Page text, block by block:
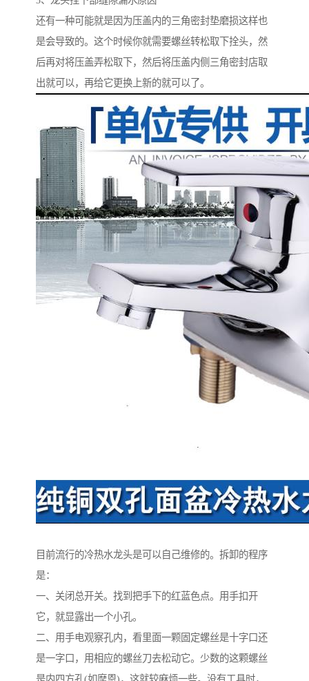
还有一种可能就是因为压盖内的三角密封垫磨损这样也
是会导致的。这个时候你就需要螺丝转松取下拴头，然
后再对将压盖弄松取下，然后将压盖内侧三角密封店取
出就可以，再给它更换上新的就可以了。
目前流行的冷热水龙头是可以自己维修的。拆卸的程序
是：
一、关闭总开关。找到把手下的红蓝色点。用手扣开
它，就显露出一个小孔。
二、用手电观察孔内，看里面一颗固定螺丝是十字口还
是一字口，用相应的螺丝刀去松动它。少数的这颗螺丝